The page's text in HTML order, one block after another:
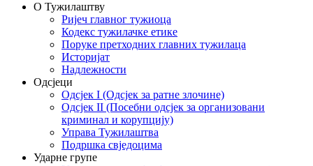
О Тужилаштву
Ријеч главног тужиоца
Кодекс тужилачке етике
Поруке претходних главних тужилаца
Историјат
Надлежности
Одсјеци
Одсјек I (Одсјек за ратне злочине)
Одсјек II (Посебни одсјек за организовани
криминал и корупцију)
Управа Тужилаштва
Подршка свједоцима
Ударне групе